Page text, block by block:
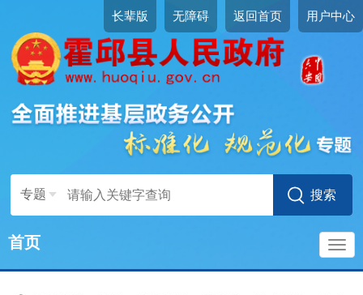
长辈版 无障碍 返回首页 用户中心
专题
首页
社会保险